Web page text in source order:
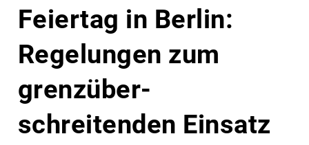
Feiertag in Berlin:
Regelungen zum
grenz­über­
schreitenden Einsatz